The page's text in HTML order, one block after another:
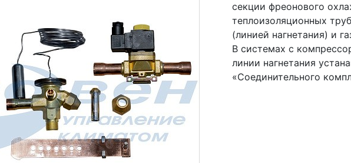
секции фреонового
теплоизоляционных
(линией нагнетания) и
В системах с
линии нагнетания
«Соединительного